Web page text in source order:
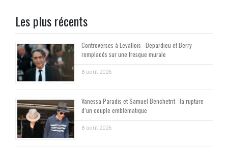
Les plus récents
Controverses à Levallois : Depardieu et Berry
remplacés sur une fresque murale
8 août 2026
Vanessa Paradis et Samuel Benchetrit : la rupture
d’un couple emblématique
8 août 2026